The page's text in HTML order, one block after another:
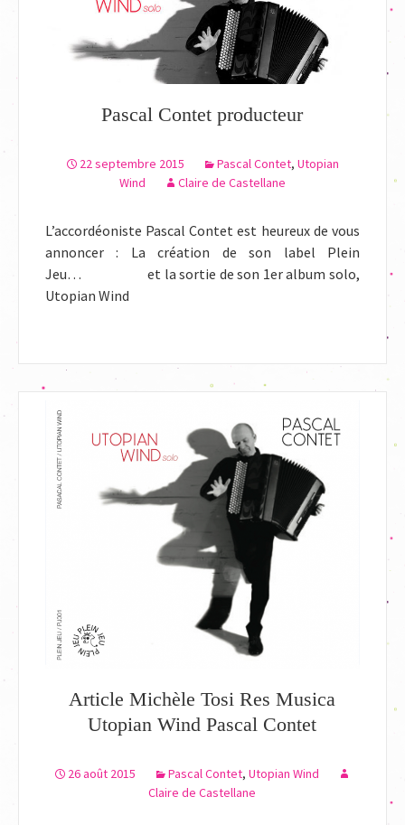
Pascal Contet producteur
22 septembre 2015 Pascal Contet,Utopian
Wind
Claire de Castellane
L’accordéoniste Pascal Contet est heureux de vous
annoncer : La création de son label Plein
Jeu… et la sortie de son 1er album solo,
Utopian Wind
Article Michèle Tosi Res Musica
Utopian Wind Pascal Contet
26 août 2015 Pascal Contet, Utopian Wind
Claire de Castellane